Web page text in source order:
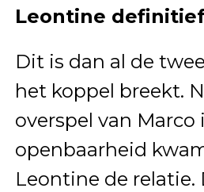
Leontine
Dit is dan al de
het koppel breekt.
overspel van Marco
openbaarheid
Leontine de relatie.